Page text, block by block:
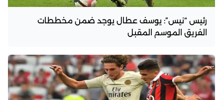
رئيس “نيس”: يوسف عطال يوجد ضمن مخططات
الفريق الموسم المقبل